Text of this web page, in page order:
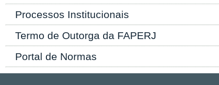
Processos Institucionais
Termo de Outorga da FAPERJ
Portal de Normas